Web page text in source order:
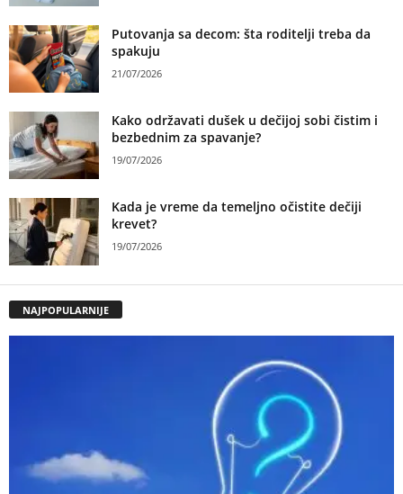
Putovanja sa decom: šta roditelji treba da
spakuju
21/07/2026
Kako održavati dušek u dečijoj sobi čistim i
bezbednim za spavanje?
19/07/2026
Kada je vreme da temeljno očistite dečiji
krevet?
19/07/2026
NAJPOPULARNIJE